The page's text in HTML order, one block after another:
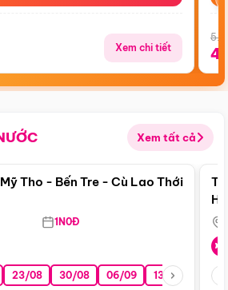
Xem chi tiết
Xem tất cả
Điểm nổi bật
Tho - Bến Tre - Cù Lao Thới
1N0Đ
23/08 30/08 06/09 13/09 20/09